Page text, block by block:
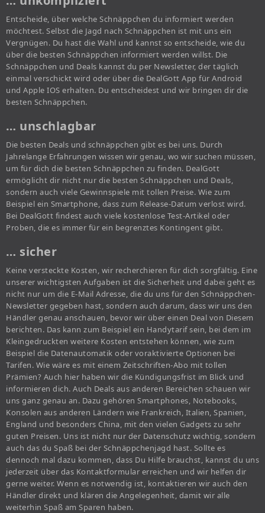
Entscheide, über welche Schnäppchen du informiert werden
möchtest. Selbst die Jagd nach Schnäppchen ist mit uns ein
Vergnügen. Du hast die Wahl und kannst so entscheide, wie du
über die besten Schnäppchen informiert werden willst. Die
Schnäppchen und Deals kannst du per Newsletter, der täglich
einmal verschickt wird oder über die DealGott App für Android
und Apple IOS erhalten. Du entscheidest und wir bringen dir die
besten Schnäppchen.
… unschlagbar
Die besten Deals und schnäppchen gibt es bei uns. Durch
Jahrelange Erfahrungen wissen wir genau, wo wir suchen müssen,
um für dich die besten Schnäppchen zu finden. DealGott
ermöglicht dir nicht nur die besten Schnäppchen und Deals,
sondern auch viele Gewinnspiele mit tollen Preise. Wie zum
Beispiel ein Smartphone, dass zum Release-Datum verlost wird.
Bei DealGott findest auch viele kostenlose Test-Artikel oder
Proben, die es immer für ein begrenztes Kontingent gibt.
… sicher
Keine versteckte Kosten, wir recherchieren für dich sorgfältig. Eine
unserer wichtigsten Aufgaben ist die Sicherheit und dabei geht es
nicht nur um die E-Mail Adresse, die du uns für den Schnäppchen-
Newsletter gegeben hast, sondern auch darum, dass wir uns den
Händler genau anschauen, bevor wir über einen Deal von Diesem
berichten. Das kann zum Beispiel ein Handytarif sein, bei dem im
Kleingedruckten weitere Kosten entstehen können, wie zum
Beispiel die Datenautomatik oder voraktivierte Optionen bei
Tarifen. Wie wäre es mit einem Zeitschriften-Abo mit tollen
Prämien? Auch hier haben wir die Kündigungsfrist im Blick und
informieren dich. Auch Deals aus anderen Bereichen schauen wir
uns ganz genau an. Dazu gehören Smartphones, Notebooks,
Konsolen aus anderen Ländern wie Frankreich, Italien, Spanien,
England und besonders China, mit den vielen Gadgets zu sehr
guten Preisen. Uns ist nicht nur der Datenschutz wichtig, sondern
auch das du Spaß bei der Schnäppchenjagd hast. Sollte es
dennoch mal dazu kommen, dass Du Hilfe brauchst, kannst du uns
jederzeit über das Kontaktformular erreichen und wir helfen dir
gerne weiter. Wenn es notwendig ist, kontaktieren wir auch den
Händler direkt und klären die Angelegenheit, damit wir alle
weiterhin Spaß am Sparen haben.